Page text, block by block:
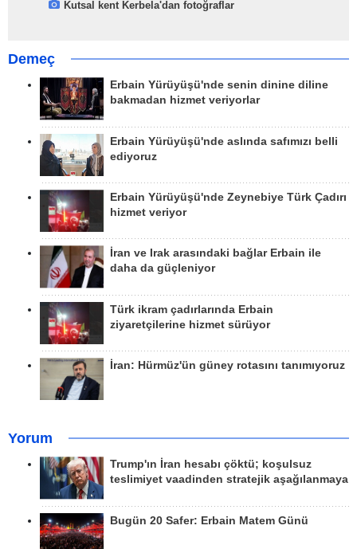
Kutsal kent Kerbela'dan fotoğraflar
Demeç
Erbain Yürüyüşü'nde senin dinine diline
bakmadan hizmet veriyorlar
Erbain Yürüyüşü'nde aslında safımızı belli
ediyoruz
Erbain Yürüyüşü'nde Zeynebiye Türk Çadırı
hizmet veriyor
İran ve Irak arasındaki bağlar Erbain ile
daha da güçleniyor
Türk ikram çadırlarında Erbain
ziyaretçilerine hizmet sürüyor
İran: Hürmüz'ün güney rotasını tanımıyoruz
Yorum
Trump'ın İran hesabı çöktü; koşulsuz
teslimiyet vaadinden stratejik aşağılanmaya
Bugün 20 Safer: Erbain Matem Günü